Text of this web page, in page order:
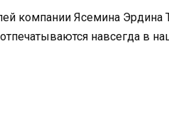
компании Ясемина Эрдина
навсегда в